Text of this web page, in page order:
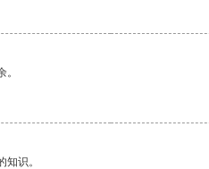
识。